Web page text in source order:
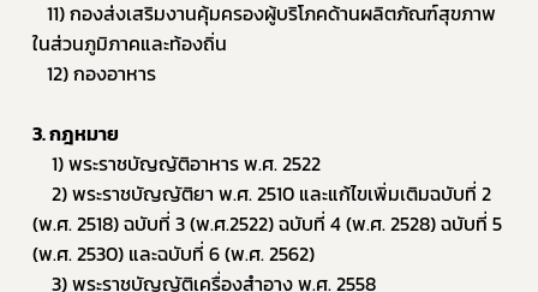
ในส่วนภูมิภาคและท้องถิ่น
   12) กองอาหาร
3. กฎหมาย
1) พระราชบัญญัติอาหาร พ.ศ. 2522
2) พระราชบัญญัติยา พ.ศ. 2510 และแก้ไขเพิ่มเติมฉบับที่ 2
(พ.ศ. 2518) ฉบับที่ 3 (พ.ศ.2522) ฉบับที่ 4 (พ.ศ. 2528) ฉบับที่ 5
(พ.ศ. 2530) และฉบับที่ 6 (พ.ศ. 2562)
3) พระราชบัญญัติเครื่องสำอาง พ.ศ. 2558